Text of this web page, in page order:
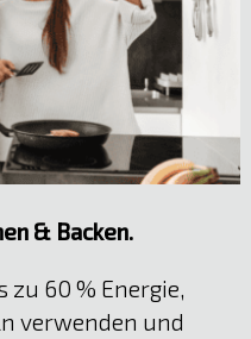
& Backen.
zu 60 % Energie,
verwenden und